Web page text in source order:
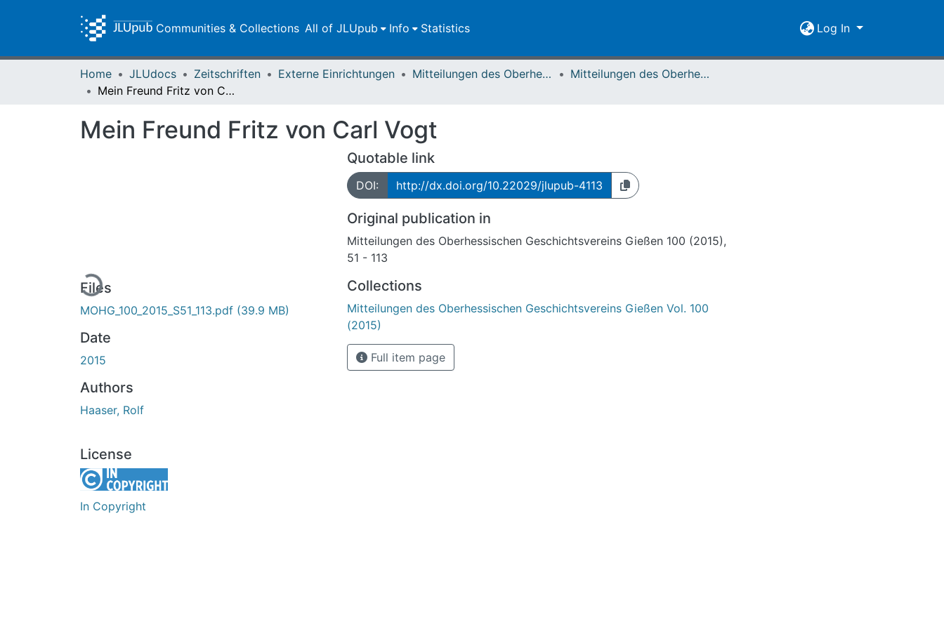
Communities & Collections All of JLUpub Info Statistics Log In
Home JLUdocs Zeitschriften Externe Einrichtungen Mitteilungen des Oberhessischen Geschichtsvereins Gießen
Mitteilungen des Oberhessischen Geschichtsvereins Gießen Vol. 100 (2015)
Mein Freund Fritz von Carl Vogt
Mein Freund Fritz von Carl Vogt
Loading...
Files
MOHG_100_2015_S51_113.pdf (39.9 MB)
Date
2015
Authors
Haaser, Rolf
License
In Copyright
Quotable link
DOI: http://dx.doi.org/10.22029/jlupub-4113
Original publication in
Mitteilungen des Oberhessischen Geschichtsvereins Gießen 100 (2015),
51 - 113
Collections
Mitteilungen des Oberhessischen Geschichtsvereins Gießen Vol. 100
(2015)
Full item page